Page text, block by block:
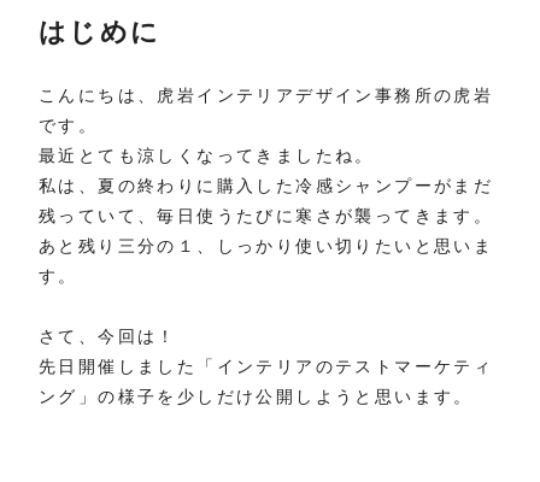
はじめに
こんにちは、虎岩インテリアデザイン事務所の虎岩
です。
最近とても涼しくなってきましたね。
私は、夏の終わりに購入した冷感シャンプーがまだ
残っていて、毎日使うたびに寒さが襲ってきます。
あと残り三分の１、しっかり使い切りたいと思いま
す。
さて、今回は！
先日開催しました「インテリアのテストマーケティ
ング」の様子を少しだけ公開しようと思います。